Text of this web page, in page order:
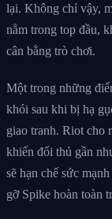
lại. Không chỉ vậy,
nằm trong top đầu,
cân bằng trò chơi.
Một trong những
khói sau khi bị hạ
giao tranh. Riot cho
khiến đối thủ gần
sẽ hạn chế sức
gỡ Spike hoàn toàn